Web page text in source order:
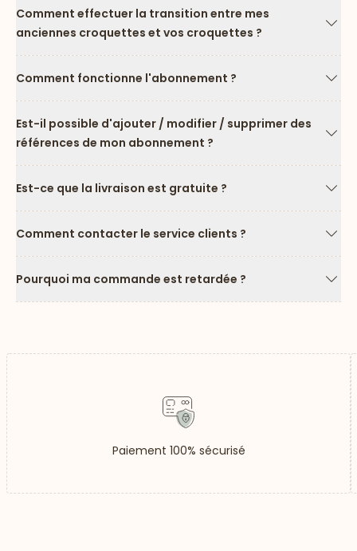
Comment effectuer la transition entre mes
anciennes croquettes et vos croquettes ?
Comment fonctionne l'abonnement ?
Est-il possible d'ajouter / modifier / supprimer des
références de mon abonnement ?
Est-ce que la livraison est gratuite ?
Comment contacter le service clients ?
Pourquoi ma commande est retardée ?
Paiement 100% sécurisé